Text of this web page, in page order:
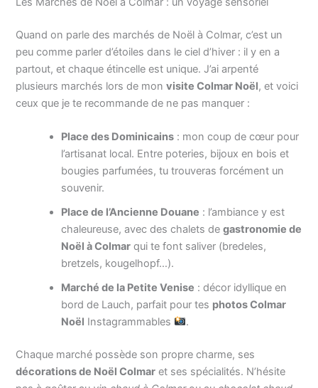
Quand on parle des marchés de Noël à Colmar, c’est un
peu comme parler d’étoiles dans le ciel d’hiver : il y en a
partout, et chaque étincelle est unique. J’ai arpenté
plusieurs marchés lors de monvisite Colmar Noël, et voici
ceux que je te recommande de ne pas manquer :
Place des Dominicains : mon coup de cœur pour
l’artisanat local. Entre poteries, bijoux en bois et
bougies parfumées, tu trouveras forcément un
souvenir.
Place de l’Ancienne Douane : l’ambiance y est
chaleureuse, avec des chalets degastronomie de
Noël à Colmar qui te font saliver (bredeles,
bretzels, kougelhopf…).
Marché de la Petite Venise : décor idyllique en
bord de Lauch, parfait pour tes photos Colmar
Noël Instagrammables .
Chaque marché possède son propre charme, ses
décorations de Noël Colmar et ses spécialités. N’hésite